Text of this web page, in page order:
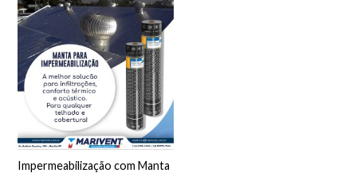
Impermeabilização com Manta